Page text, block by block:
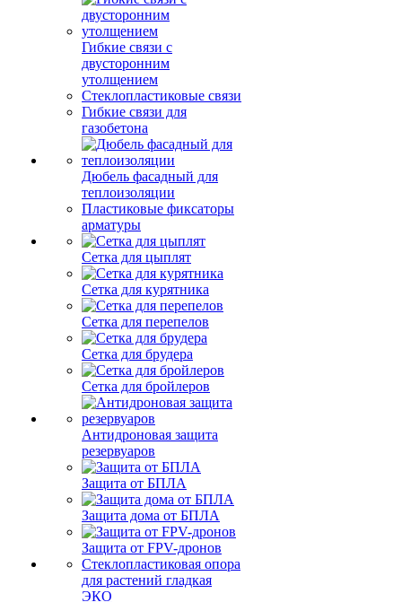
Гибкие связи с
двусторонним
утолщением
Стеклопластиковые связи
Гибкие связи для
газобетона
Дюбель фасадный для
теплоизоляции
Пластиковые фиксаторы
арматуры
Сетка для цыплят
Сетка для курятника
Сетка для перепелов
Сетка для брудера
Сетка для бройлеров
Антидроновая защита
резервуаров
Защита от БПЛА
Защита дома от БПЛА
Защита от FPV-дронов
Стеклопластиковая опора
для растений гладкая
ЭКО